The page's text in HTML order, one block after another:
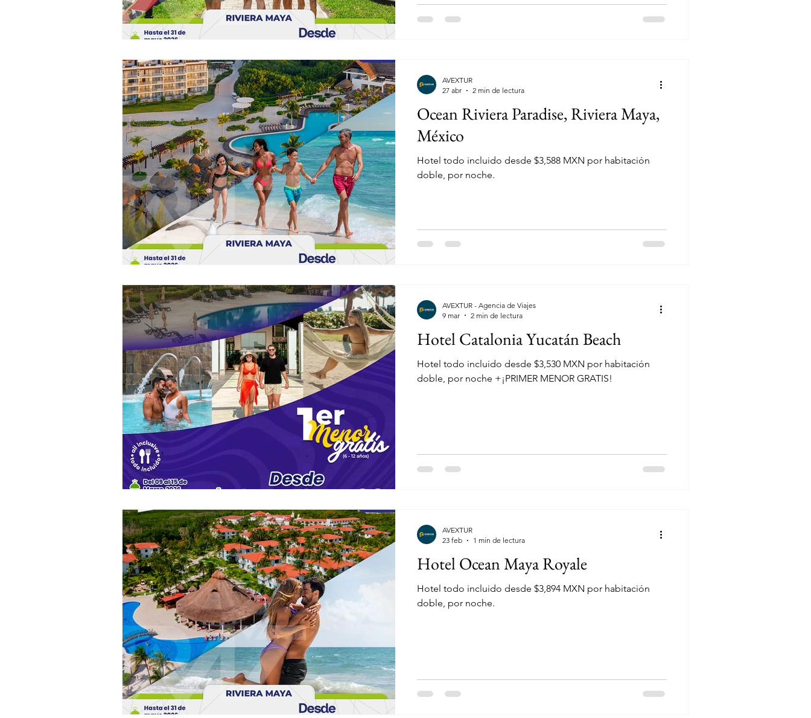
Ocean Riviera Paradise, Riviera Maya,
México
Hotel todo incluido desde $3,588 MXN por habitación
doble, por noche.
AVEXTUR
27 abr
2 min de lectura
Hotel Catalonia Yucatán Beach
Hotel todo incluido desde $3,530 MXN por habitación
doble, por noche +¡PRIMER MENOR GRATIS!
AVEXTUR - Agencia de Viajes
9 mar
2 min de lectura
Hotel Ocean Maya Royale
Hotel todo incluido desde $3,894 MXN por habitación
doble, por noche.
AVEXTUR
23 feb
1 min de lectura